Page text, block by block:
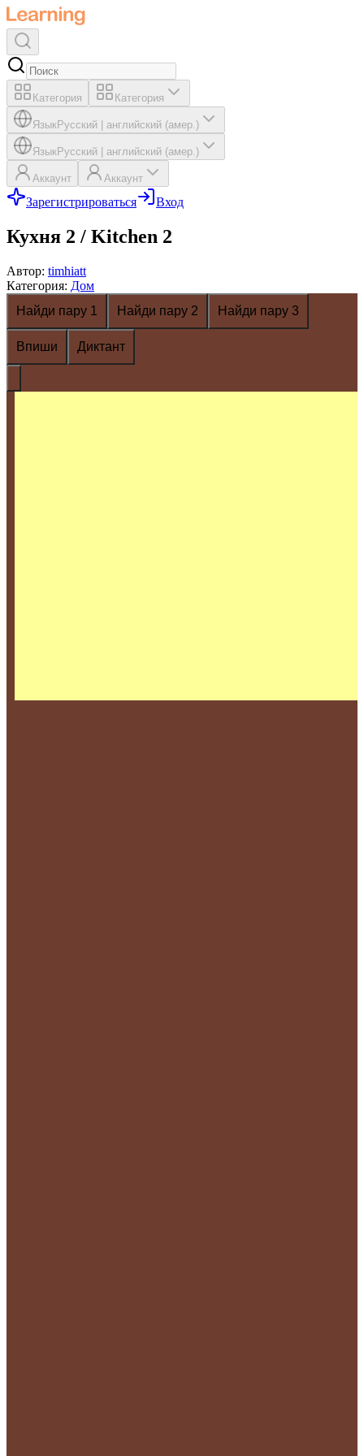
Категория Категория
ЯзыкРусский английский (амер.)
ЯзыкРусский английский (амер.)
Аккаунт Аккаунт
Зарегистрироваться Вход
Кухня 2 / Kitchen 2
Автор: timhiatt
Категория: Дом
Найди пару 1
Найди пару 2 Найди пару 3
Впиши Диктант